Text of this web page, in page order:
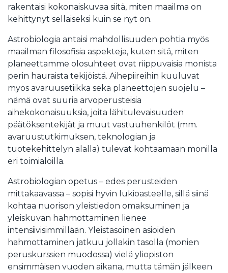
rakentaisi kokonaiskuvaa siitä, miten maailma on
kehittynyt sellaiseksi kuin se nyt on.
Astrobiologia antaisi mahdollisuuden pohtia myös
maailman filosofisia aspekteja, kuten sitä, miten
planeettamme olosuhteet ovat riippuvaisia monista
perin hauraista tekijöistä. Aihepiireihin kuuluvat
myös avaruusetiikka sekä planeettojen suojelu –
nämä ovat suuria arvoperusteisia
aihekokonaisuuksia, joita lähitulevaisuuden
päätöksentekijät ja muut vastuuhenkilöt (mm.
avaruustutkimuksen, teknologian ja
tuotekehittelyn alalla) tulevat kohtaamaan monilla
eri toimialoilla.
Astrobiologian opetus – edes perusteiden
mittakaavassa – sopisi hyvin lukioasteelle, sillä siinä
kohtaa nuorison yleistiedon omaksuminen ja
yleiskuvan hahmottaminen lienee
intensiivisimmillään. Yleistasoinen asioiden
hahmottaminen jatkuu jollakin tasolla (monien
peruskurssien muodossa) vielä yliopiston
ensimmäisen vuoden aikana, mutta tämän jälkeen